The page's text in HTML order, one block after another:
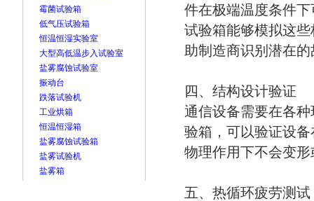
霉菌试验箱
低气压试验箱
恒温恒湿实验室
大型高低温步入试验室
盐雾腐蚀试验室
振动台
跌落试验机
工业烘箱
恒温恒湿箱
盐雾腐蚀试验箱
盐雾试验机
盐雾箱
件在极端温度条件
试验箱能够模拟这
助制造商识别潜在
四、结构设计验证
通信设备需要在各
验箱，可以验证设
物理作用下不会变
五、热循环疲劳测试